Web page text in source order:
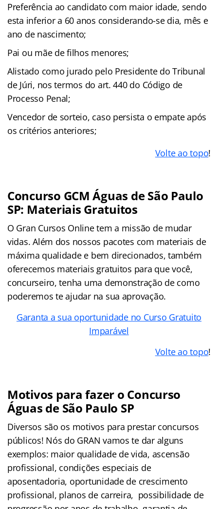
Preferência ao candidato com maior idade, sendo
esta inferior a 60 anos considerando-se dia, mês e
ano de nascimento;
Pai ou mãe de filhos menores;
Alistado como jurado pelo Presidente do Tribunal
de Júri, nos termos do art. 440 do Código de
Processo Penal;
Vencedor de sorteio, caso persista o empate após
os critérios anteriores;
Volte ao topo!
Concurso GCM Águas de São Paulo
SP: Materiais Gratuitos
O Gran Cursos Online tem a missão de mudar
vidas. Além dos nossos pacotes com materiais de
máxima qualidade e bem direcionados, também
oferecemos materiais gratuitos para que você,
concurseiro, tenha uma demonstração de como
poderemos te ajudar na sua aprovação.
Garanta a sua oportunidade no Curso Gratuito
Imparável
Volte ao topo!
Motivos para fazer o Concurso
Águas de São Paulo SP
Diversos são os motivos para prestar concursos
públicos! Nós do GRAN vamos te dar alguns
exemplos: maior qualidade de vida, ascensão
profissional, condições especiais de
aposentadoria, oportunidade de crescimento
profissional, planos de carreira, possibilidade de